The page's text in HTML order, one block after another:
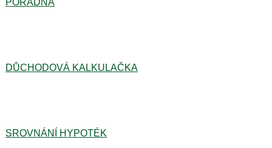
DŮCHODOVÁ KALKULAČKA
SROVNÁNÍ HYPOTÉK